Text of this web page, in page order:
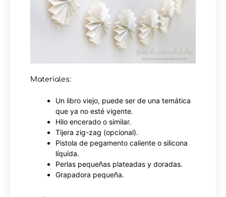
Materiales:
Un libro viejo, puede ser de una temática
que ya no esté vigente.
Hilo encerado o similar.
Tijera zig-zag (opcional).
Pistola de pegamento caliente o silicona
líquida.
Perlas pequeñas plateadas y doradas.
Grapadora pequeña.